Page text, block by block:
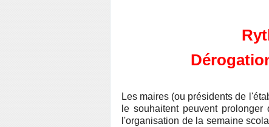
Les maires (ou présidents de
le souhaitent peuvent
l'organisation de la semaine